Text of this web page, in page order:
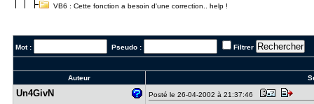
VB6 : Cette fonction a besoin d'une correction.. help !
Mot : Pseudo : Filtrer
Auteur
Un4GivN Posté le 26-04-2002 à 21:37:46